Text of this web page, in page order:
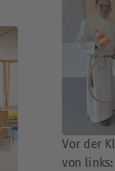
Vor der
von